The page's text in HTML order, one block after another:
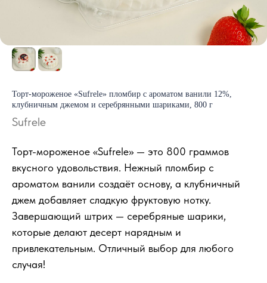
Торт-мороженое «Sufrele» пломбир с ароматом ванили 12%,
клубничным джемом и серебрянными шариками, 800 г
Sufrele
Торт-мороженое «Sufrele» — это 800 граммов
вкусного удовольствия. Нежный пломбир с
ароматом ванили создаёт основу, а клубничный
джем добавляет сладкую фруктовую нотку.
Завершающий штрих — серебряные шарики,
которые делают десерт нарядным и
привлекательным. Отличный выбор для любого
случая!